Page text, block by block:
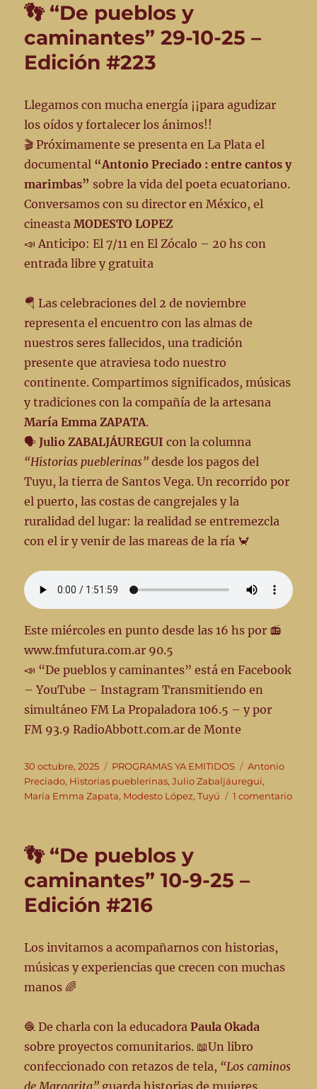
edición
👣 “De pueblos y
caminantes” 29-10-25 –
Edición #223
Llegamos con mucha energía ¡¡para agudizar
los oídos y fortalecer los ánimos!!
🎬 Próximamente se presenta en La Plata el
documental “Antonio Preciado : entre cantos y
marimbas” sobre la vida del poeta ecuatoriano.
Conversamos con su director en México, el
cineastaMODESTO LOPEZ
📣 Anticipo: El 7/11 en El Zócalo – 20 hs con
entrada libre y gratuita
🪂 Las celebraciones del 2 de noviembre
representa el encuentro con las almas de
nuestros seres fallecidos, una tradición
presente que atraviesa todo nuestro
continente. Compartimos significados, músicas
y tradiciones con la compañía de la artesana
María Emma ZAPATA.
🗣Julio ZABALJÁUREGUI con la columna
“Historias pueblerinas” desde los pagos del
Tuyu, la tierra de Santos Vega. Un recorrido por
el puerto, las costas de cangrejales y la
ruralidad del lugar: la realidad se entremezcla
con el ir y venir de las mareas de la ría 🦀
Este miércoles en punto desde las 16 hs por 📻
www.fmfutura.com.ar 90.5
📣 “De pueblos y caminantes” está en Facebook
– YouTube – Instagram Transmitiendo en
simultáneo FM La Propaladora 106.5 – y por
FM 93.9 RadioAbbott.com.ar de Monte
Publicado
el
30 octubre, 2025 Categorías
PROGRAMAS YA EMITIDOS Etiquetas
Antonio
Preciado, Historias pueblerinas,Julio Zabaljáuregui,
María Emma Zapata, Modesto López,Tuyú 1 comentarioen
👣 “De pueblos y
caminantes” 10-9-25 –
Edición #216
Los invitamos a acompañarnos con historias,
músicas y experiencias que crecen con muchas
manos 🌈
🧶 De charla con la educadoraPaula Okada
sobre proyectos comunitarios. 📖Un libro
confeccionado con retazos de tela, “Los caminos